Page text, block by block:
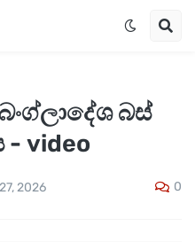
බස්
- video
2026 0